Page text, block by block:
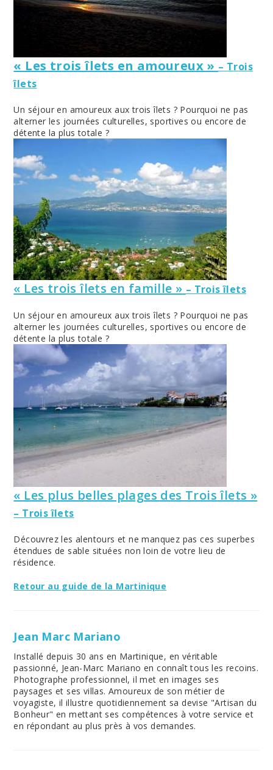
« Les trois îlets en amoureux » – Trois
îlets
Un séjour en amoureux aux trois îlets ? Pourquoi ne pas
alterner les journées culturelles, sportives ou encore de
détente la plus totale ?
« Les trois îlets en famille » – Trois îlets
Un séjour en amoureux aux trois îlets ? Pourquoi ne pas
alterner les journées culturelles, sportives ou encore de
détente la plus totale ?
« Les plus belles plages des Trois îlets »
– Trois îlets
Découvrez les alentours et ne manquez pas ces superbes
étendues de sable situées non loin de votre lieu de
résidence.
Retour au guide de la Martinique
Jean Marc Mariano
Installé depuis 30 ans en Martinique, en véritable
passionné, Jean-Marc Mariano en connaît tous les recoins.
Photographe professionnel, il met en images ses
paysages et ses villas. Amoureux de son métier de
voyagiste, il illustre quotidiennement sa devise "Artisan du
Bonheur" en mettant ses compétences à votre service et
en répondant au plus près à vos demandes.